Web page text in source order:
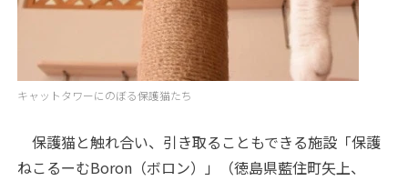
キャットタワーにのぼる保護猫たち
保護猫と触れ合い、引き取ることもできる施設「保護
ねこるーむBoron（ボロン）」（徳島県藍住町矢上、